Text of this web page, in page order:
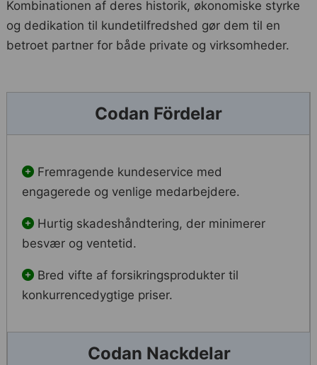
Kombinationen af deres historik, økonomiske styrke
og dedikation til kundetilfredshed gør dem til en
betroet partner for både private og virksomheder.
Codan Fördelar
Fremragende kundeservice med
engagerede og venlige medarbejdere.
Hurtig skadeshåndtering, der minimerer
besvær og ventetid.
Bred vifte af forsikringsprodukter til
konkurrencedygtige priser.
Codan Nackdelar